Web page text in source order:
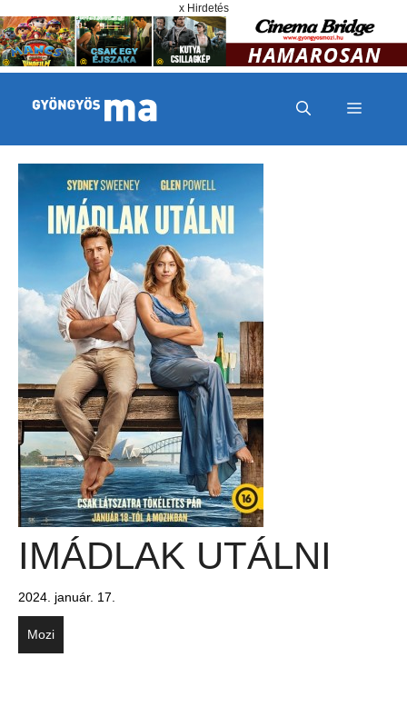
x Hirdetés
MENÜ
IMÁDLAK UTÁLNI
2024. január. 17.
Mozi